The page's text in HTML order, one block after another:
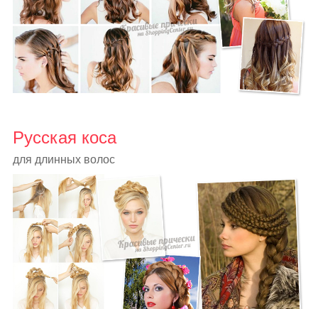
Русская коса
для длинных волос